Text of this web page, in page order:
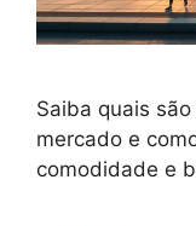
Saiba quais
mercado e
comodidade e